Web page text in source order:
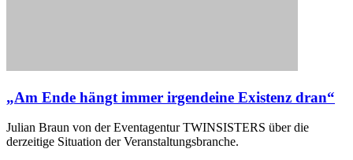
„Am Ende hängt immer irgendeine Existenz dran“
Julian Braun von der Eventagentur TWINSISTERS über die
derzeitige Situation der Veranstaltungsbranche.